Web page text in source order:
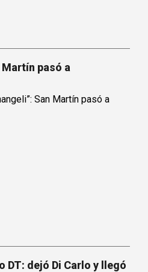
Martín pasó a
DT: dejó Di Carlo y llegó